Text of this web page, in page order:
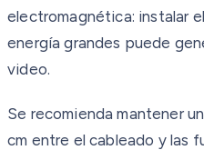
electromagnética: instalar
energía grandes puede
video.
Se recomienda mantener
cm entre el cableado y las